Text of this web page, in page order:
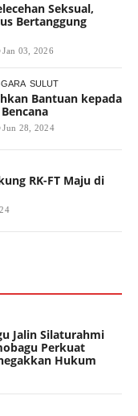
Seksual,
Bertanggung
Jan 03, 2026
SULUT
Bantuan kepada
Jun 28, 2024
RK-FT Maju di
Jalin Silaturahmi
Perkuat
Hukum